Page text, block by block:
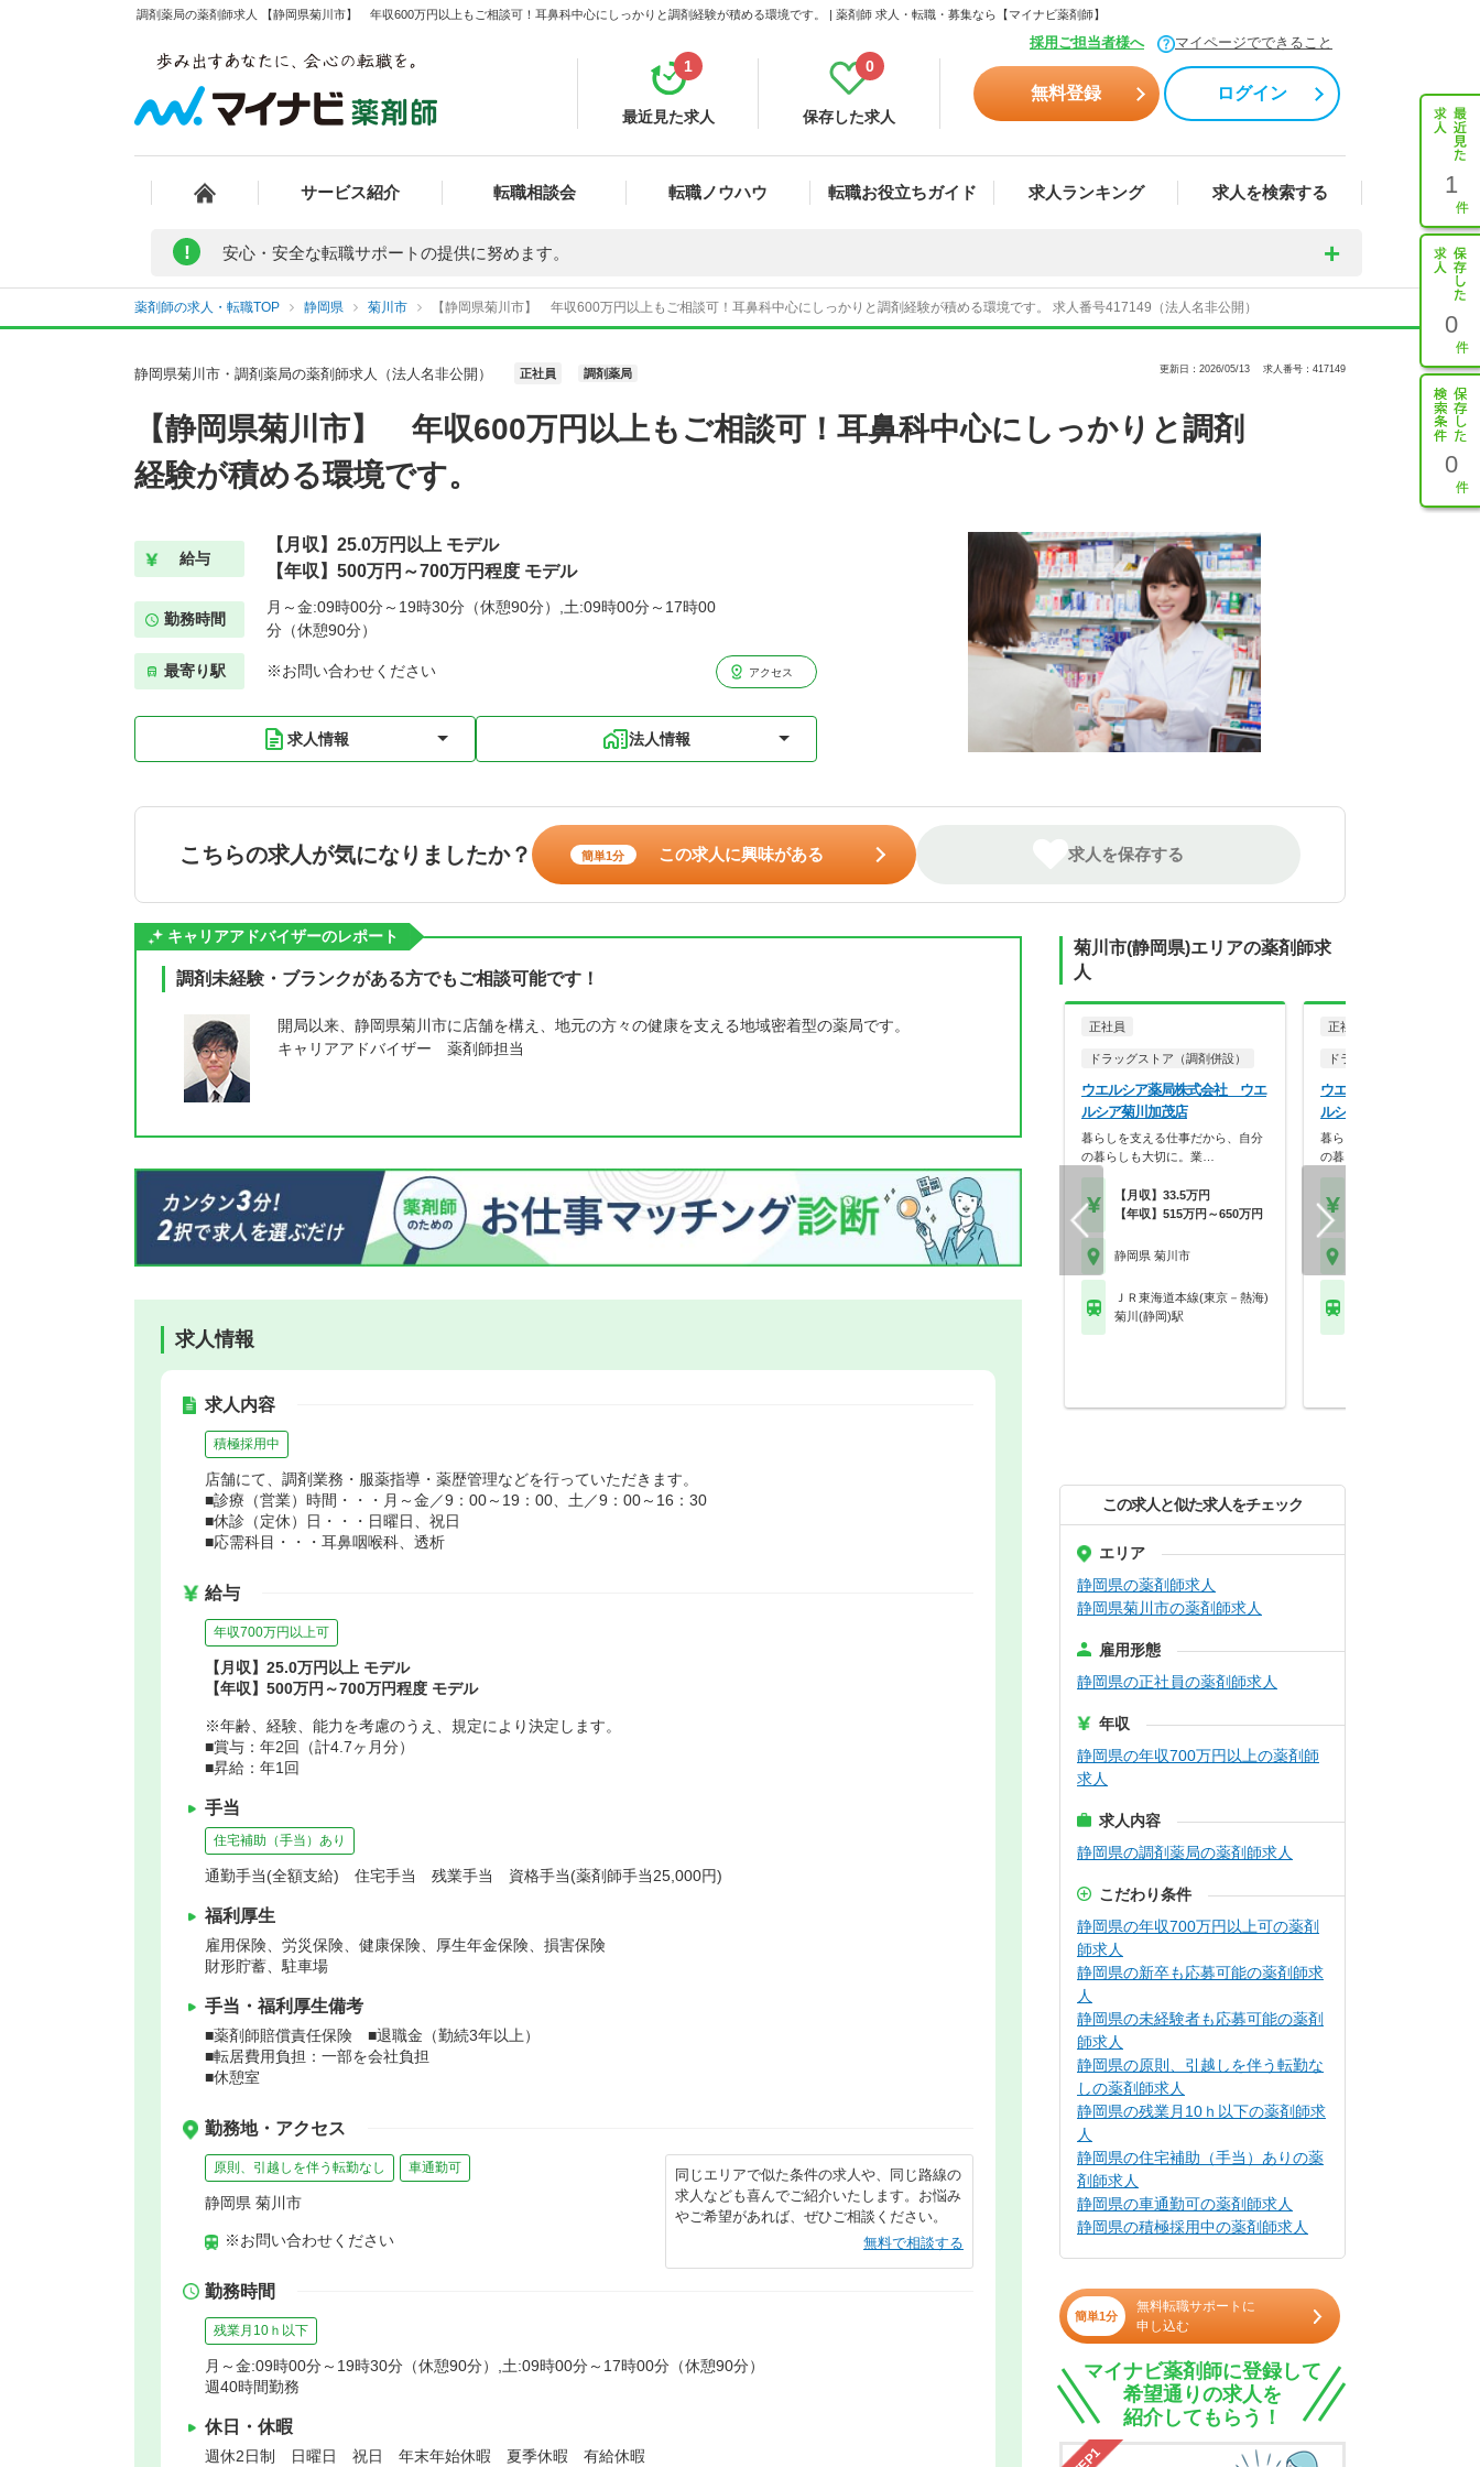
調剤薬局の薬剤師求人 【静岡県菊川市】 年収600万円以上もご相談可！耳鼻科中心にしっかりと調剤経験が積める環境です。 | 薬剤師 求人・転職・募集なら【マイナビ薬剤師】
採用ご担当者様へ マイページでできること
最近見た求人
1
保存した求人
0
無料登録 ログイン
サービス紹介 転職相談会 転職ノウハウ 転職お役立ちガイド 求人ランキング 求人を検索する 1
0
0
! 安心・安全な転職サポートの提供に努めます。
薬剤師の求人・転職TOP 静岡県 菊川市 【静岡県菊川市】 年収600万円以上もご相談可！耳鼻科中心にしっかりと調剤経験が積める環境です。 求人番号417149（法人名非公開）
静岡県菊川市・調剤薬局の薬剤師求人（法人名非公開） 正社員 調剤薬局 更新日：2026/05/13 求人番号：417149
【静岡県菊川市】 年収600万円以上もご相談可！耳鼻科中心にしっかりと調剤
経験が積める環境です。
給与
【月収】25.0万円以上 モデル
【年収】500万円～700万円程度 モデル
勤務時間
月～金:09時00分～19時30分（休憩90分）,土:09時00分～17時00
分（休憩90分）
最寄り駅 ※お問い合わせください アクセス
求人情報 法人情報
こちらの求人が気になりましたか？ 簡単1分 この求人に興味がある 求人を保存する
キャリアアドバイザーのレポート
調剤未経験・ブランクがある方でもご相談可能です！
開局以来、静岡県菊川市に店舗を構え、地元の方々の健康を支える地域密着型の薬局です。
キャリアアドバイザー 薬剤師担当
求人情報
求人内容
積極採用中
店舗にて、調剤業務・服薬指導・薬歴管理などを行っていただきます。
■診療（営業）時間・・・月～金／9：00～19：00、土／9：00～16：30
■休診（定休）日・・・日曜日、祝日
■応需科目・・・耳鼻咽喉科、透析
給与
年収700万円以上可
【月収】25.0万円以上 モデル
【年収】500万円～700万円程度 モデル
※年齢、経験、能力を考慮のうえ、規定により決定します。
■賞与：年2回（計4.7ヶ月分）
■昇給：年1回
手当
住宅補助（手当）あり
通勤手当(全額支給) 住宅手当 残業手当 資格手当(薬剤師手当25,000円)
福利厚生
雇用保険、労災保険、健康保険、厚生年金保険、損害保険
財形貯蓄、駐車場
手当・福利厚生備考
■薬剤師賠償責任保険 ■退職金（勤続3年以上）
■転居費用負担：一部を会社負担
■休憩室
勤務地・アクセス
原則、引越しを伴う転勤なし 車通勤可
静岡県 菊川市
※お問い合わせください
同じエリアで似た条件の求人や、同じ路線の
求人なども喜んでご紹介いたします。お悩み
やご希望があれば、ぜひご相談ください。
無料で相談する
勤務時間
残業月10ｈ以下
月～金:09時00分～19時30分（休憩90分）,土:09時00分～17時00分（休憩90分）
週40時間勤務
休日・休暇
週休2日制 日曜日 祝日 年末年始休暇 夏季休暇 有給休暇
菊川市(静岡県)エリアの薬剤師求
人
正社員
ドラッグストア（調剤併設）
ウエルシア薬局株式会社 ウエ
ルシア菊川加茂店
暮らしを支える仕事だから、自分
の暮らしも大切に。業…
【月収】33.5万円
【年収】515万円～650万円
静岡県 菊川市
ＪＲ東海道本線(東京－熱海)
菊川(静岡)駅
正社員
ドラッグストア（調剤併設
ウエルシア薬局株式会社
ルシア菊川土橋店
暮らしを支える仕事だから、
の暮らしも大切に。業…
この求人と似た求人をチェック
エリア
静岡県の薬剤師求人
静岡県菊川市の薬剤師求人
雇用形態
静岡県の正社員の薬剤師求人
年収
静岡県の年収700万円以上の薬剤師
求人
求人内容
静岡県の調剤薬局の薬剤師求人
こだわり条件
静岡県の年収700万円以上可の薬剤
師求人
静岡県の新卒も応募可能の薬剤師求
人
静岡県の未経験者も応募可能の薬剤
師求人
静岡県の原則、引越しを伴う転勤な
しの薬剤師求人
静岡県の残業月10ｈ以下の薬剤師求
人
静岡県の住宅補助（手当）ありの薬
剤師求人
静岡県の車通勤可の薬剤師求人
静岡県の積極採用中の薬剤師求人
簡単1分
無料転職サポートに
申し込む
マイナビ薬剤師に登録して
希望通りの求人を
紹介してもらう！